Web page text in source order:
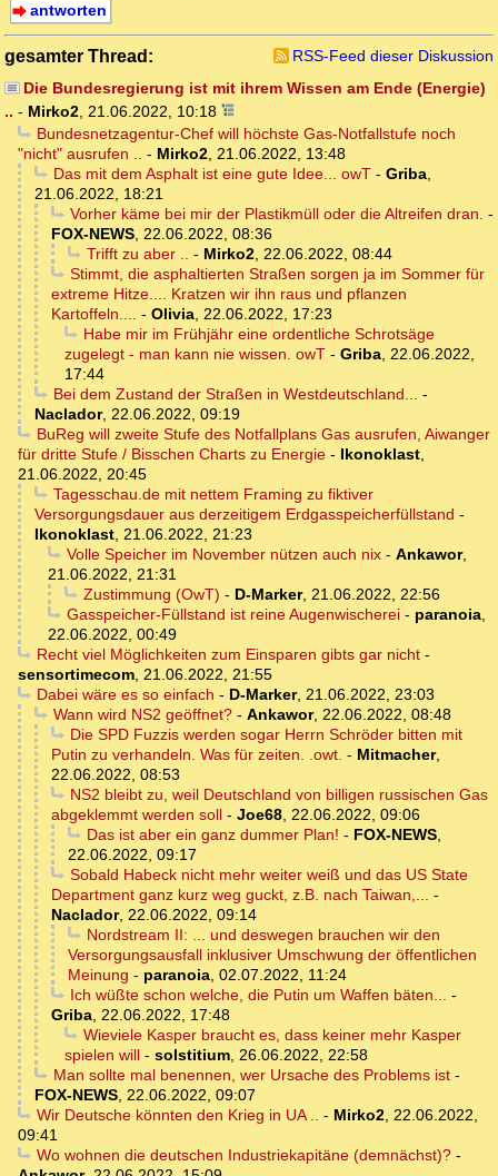
antworten
gesamter Thread:
RSS-Feed dieser Diskussion
Die Bundesregierung ist mit ihrem Wissen am Ende (Energie)
.. - Mirko2, 21.06.2022, 10:18
Bundesnetzagentur-Chef will höchste Gas-Notfallstufe noch
"nicht" ausrufen .. - Mirko2, 21.06.2022, 13:48
Das mit dem Asphalt ist eine gute Idee... owT- Griba,
21.06.2022, 18:21
Vorher käme bei mir der Plastikmüll oder die Altreifen dran. -
FOX-NEWS, 22.06.2022, 08:36
Trifft zu aber .. - Mirko2, 22.06.2022, 08:44
Stimmt, die asphaltierten Straßen sorgen ja im Sommer für
extreme Hitze.... Kratzen wir ihn raus und pflanzen
Kartoffeln.... - Olivia, 22.06.2022, 17:23
Habe mir im Frühjähr eine ordentliche Schrotsäge
zugelegt - man kann nie wissen. owT - Griba, 22.06.2022,
17:44
Bei dem Zustand der Straßen in Westdeutschland... -
Naclador, 22.06.2022, 09:19
BuReg will zweite Stufe des Notfallplans Gas ausrufen, Aiwanger
für dritte Stufe / Bisschen Charts zu Energie - Ikonoklast,
21.06.2022, 20:45
Tagesschau.de mit nettem Framing zu fiktiver
Versorgungsdauer aus derzeitigem Erdgasspeicherfüllstand -
Ikonoklast, 21.06.2022, 21:23
Volle Speicher im November nützen auch nix- Ankawor,
21.06.2022, 21:31
Zustimmung (OwT) - D-Marker, 21.06.2022, 22:56
Gasspeicher-Füllstand ist reine Augenwischerei- paranoia,
22.06.2022, 00:49
Recht viel Möglichkeiten zum Einsparen gibts gar nicht-
sensortimecom, 21.06.2022, 21:55
Dabei wäre es so einfach - D-Marker, 21.06.2022, 23:03
Wann wird NS2 geöffnet?- Ankawor, 22.06.2022, 08:48
Die SPD Fuzzis werden sogar Herrn Schröder bitten mit
Putin zu verhandeln. Was für zeiten. .owt. - Mitmacher,
22.06.2022, 08:53
NS2 bleibt zu, weil Deutschland von billigen russischen Gas
abgeklemmt werden soll - Joe68, 22.06.2022, 09:06
Das ist aber ein ganz dummer Plan! - FOX-NEWS,
22.06.2022, 09:17
Sobald Habeck nicht mehr weiter weiß und das US State
Department ganz kurz weg guckt, z.B. nach Taiwan,... -
Naclador, 22.06.2022, 09:14
Nordstream II: ... und deswegen brauchen wir den
Versorgungsausfall inklusiver Umschwung der öffentlichen
Meinung - paranoia, 02.07.2022, 11:24
Ich wüßte schon welche, die Putin um Waffen bäten... -
Griba, 22.06.2022, 17:48
Wieviele Kasper braucht es, dass keiner mehr Kasper
spielen will - solstitium, 26.06.2022, 22:58
Man sollte mal benennen, wer Ursache des Problems ist-
FOX-NEWS, 22.06.2022, 09:07
Wir Deutsche könnten den Krieg in UA .. - Mirko2, 22.06.2022,
09:41
Wo wohnen die deutschen Industriekapitäne (demnächst)?-